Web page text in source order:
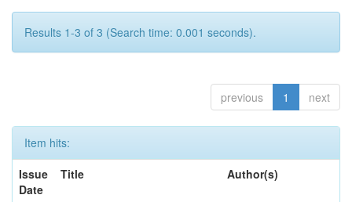
Results 1-3 of 3 (Search time: 0.001 seconds).
previous 1 next
Item hits:
Issue
Date
Title Author(s)